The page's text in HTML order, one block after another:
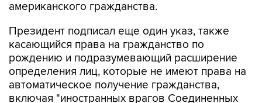
американского гражданства.
Президент подписал еще один указ, также
касающийся права на гражданство по
рождению и подразумевающий расширение
определения лиц, которые не имеют права на
автоматическое получение гражданства,
включая "иностранных врагов Соединенных